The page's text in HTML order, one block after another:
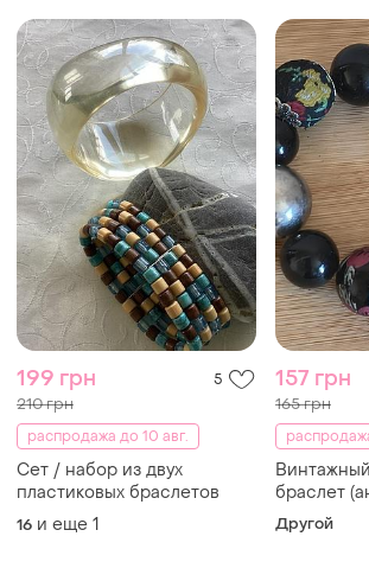
199 грн 5
210 грн
распродажа до 10 авг.
Сет / набор из двух
пластиковых браслетов
16 и еще 1
157 грн
165 грн
браслет
бусины
Другой